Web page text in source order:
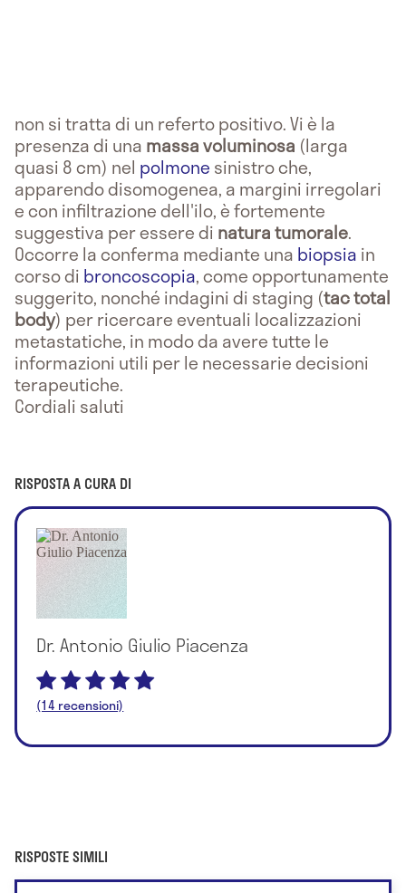
non si tratta di un referto positivo. Vi è la
presenza di una massa voluminosa (larga
quasi 8 cm) nel polmone sinistro che,
apparendo disomogenea, a margini irregolari
e con infiltrazione dell'ilo, è fortemente
suggestiva per essere di natura tumorale.
Occorre la conferma mediante una biopsia in
corso di broncoscopia, come opportunamente
suggerito, nonché indagini di staging (tac total
body) per ricercare eventuali localizzazioni
metastatiche, in modo da avere tutte le
informazioni utili per le necessarie decisioni
terapeutiche.
Cordiali saluti
RISPOSTA A CURA DI
Dr. Antonio Giulio Piacenza
(14 recensioni)
RISPOSTE SIMILI